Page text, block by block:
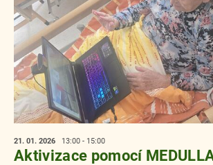
21. 01. 2026 13:00 - 15:00
Aktivizace pomocí